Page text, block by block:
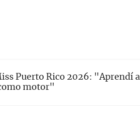
Puerto Rico 2026: "Aprendí a
motor"